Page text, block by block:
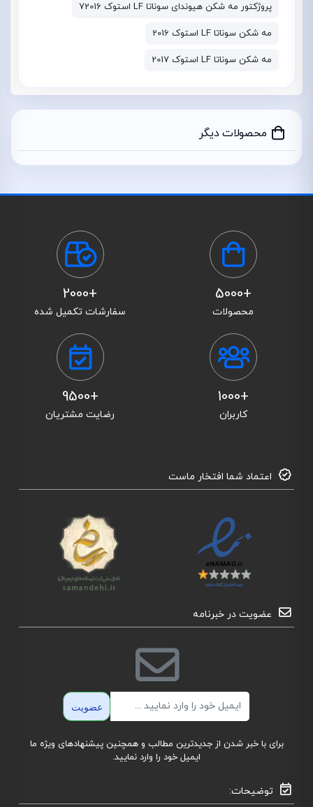
پروژکتور مه شکن هیوندای سوناتا LF استوک 72016
مه شکن سوناتا LF استوک 2016
مه شکن سوناتا LF استوک 2017
محصولات دیگر
+5000
محصولات
+2000
سفارشات تکمیل شده
+1000
کاربران
+9500
رضایت مشتریان
اعتماد شما افتخار ماست
عضویت در خبرنامه
عضویت
برای با خبر شدن از جدیدترین مطالب و همچنین پیشنهادهای ویژه ما
ایمیل خود را وارد نمایید.
توضیحات: